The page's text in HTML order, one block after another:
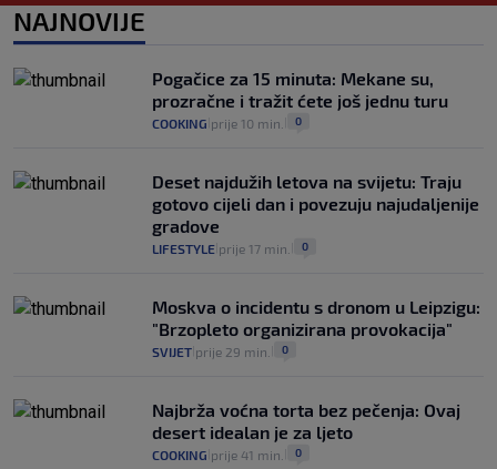
VIJESTI 2. kol. 14
zdravstvenu iskaznicu". Kakva su prava
pacijenata izvan mjesta prebivališta?
VIJESTI 1. kol.
NAJNOVIJE
Pogačice za 15 minuta: Mekane su,
prozračne i tražit ćete još jednu turu
COOKING prije 10 min. 0
Deset najdužih letova na svijetu: Traju
gotovo cijeli dan i povezuju najudaljenije
gradove
LIFESTYLE prije 17 min. 0
Moskva o incidentu s dronom u Leipzigu:
"Brzopleto organizirana provokacija"
SVIJET prije 29 min. 0
Najbrža voćna torta bez pečenja: Ovaj
desert idealan je za ljeto
COOKING prije 41 min. 0